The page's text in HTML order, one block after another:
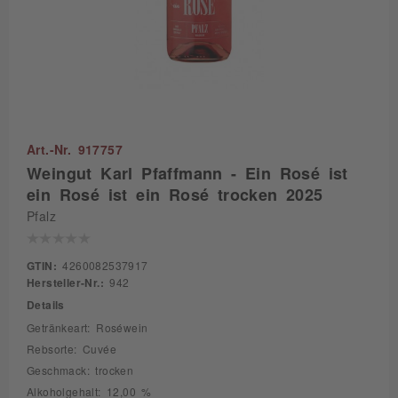
Art.-Nr. 917757
Weingut Karl Pfaffmann - Ein Rosé ist
ein Rosé ist ein Rosé trocken 2025
Pfalz
GTIN: 4260082537917
Hersteller-Nr.: 942
Details
Getränkeart: Roséwein
Rebsorte: Cuvée
Geschmack: trocken
Alkoholgehalt: 12,00 %